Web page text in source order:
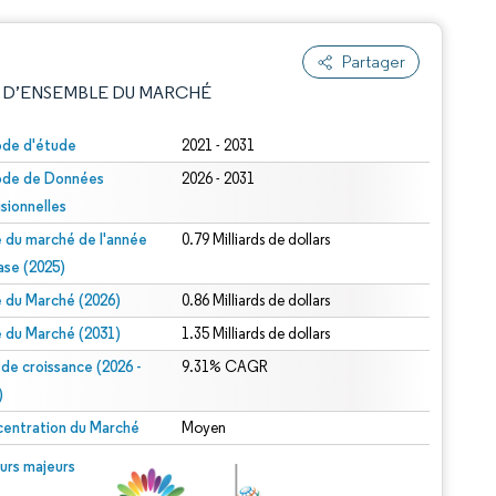
Partager
DU MARCHÉ
d'étude 2021 - 2031
de Données
2026 - 2031
du marché de l'année
(2025)
0.79 Milliards de dollars
du Marché (2026) 0.86 Milliards de dollars
du Marché (2031) 1.35 Milliards de dollars
croissance (2026 -
9.31% CAGR
du Marché Moyen
majeurs
© Mordor Intelligence. La réutilisation nécessite une attribution sous CC BY 4.0.
sous CC BY 4.0.